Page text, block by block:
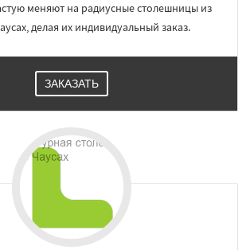
меняют на радиусные столешницы из
делая их индивидуальный заказ.
ЗАКАЗАТЬ